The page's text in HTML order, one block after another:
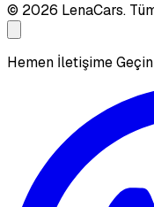
© 2026 LenaCars.
Hemen İletişime Geçin